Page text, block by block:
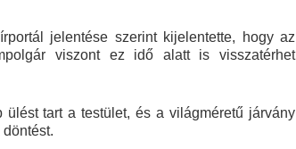
jelentése szerint kijelentette, hogy az
viszont ez idő alatt is visszatérhet
tart a testület, és a világméretű járvány